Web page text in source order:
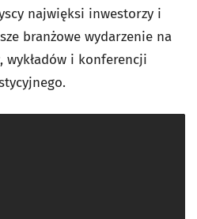
najwięksi inwestorzy i
branżowe wydarzenie na
wykładów i konferencji